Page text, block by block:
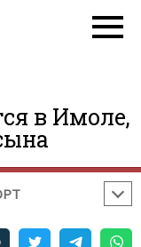
в Имоле,
WTCC
МОТОКРОСС